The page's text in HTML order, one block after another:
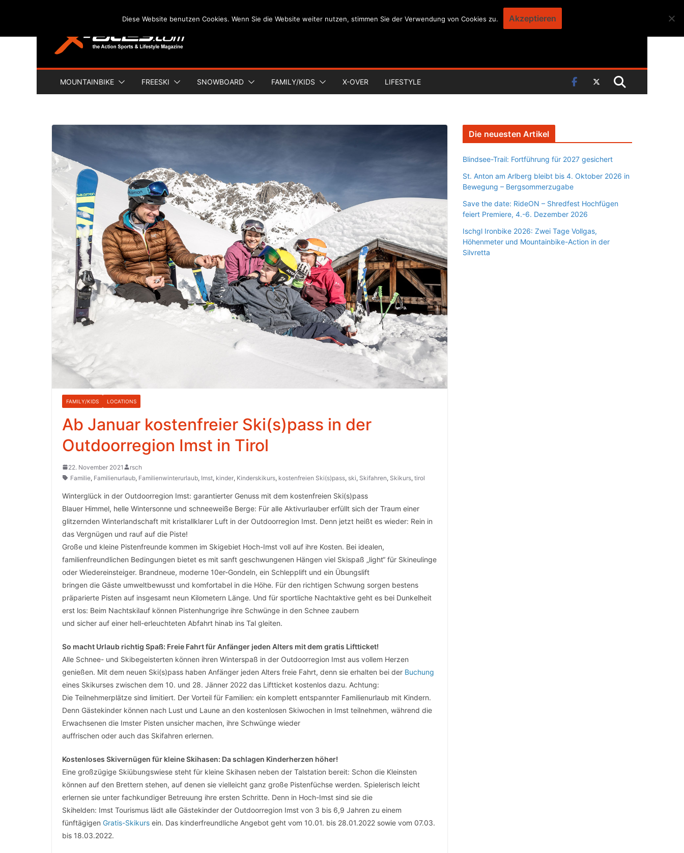
content
MOUNTAINBIKE FREESKI SNOWBOARD FAMILY/KIDS X-OVER LIFESTYLE
FAMILY/KIDS LOCATIONS
Ab Januar kostenfreier Ski(s)pass in der
Outdoorregion Imst in Tirol
22. November 2021
rsch
Familie, Familienurlaub, Familienwinterurlaub, Imst, kinder, Kinderskikurs, kostenfreien Ski(s)pass, ski, Skifahren, Skikurs, tirol
Winterglück in der Outdoorregion Imst: garantierter Genuss mit dem kostenfreien Ski(s)pass
Blauer Himmel, helle Wintersonne und schneeweiße Berge: Für alle Aktivurlauber erfüllt sich der Traum einer
glitzernden Winterlandschaft mit kristallklarer Luft in der Outdoorregion Imst. Denn jetzt heißt es wieder: Rein in
das Vergnügen und rauf auf die Piste!
Große und kleine Pistenfreunde kommen im Skigebiet Hoch-Imst voll auf ihre Kosten. Bei idealen,
familienfreundlichen Bedingungen bietet es mit sanft geschwungenen Hängen viel Skispaß „light“ für Skineulinge
oder Wiedereinsteiger. Brandneue, moderne 10er-Gondeln, ein Schlepplift und ein Übungslift
bringen die Gäste umweltbewusst und komfortabel in die Höhe. Für den richtigen Schwung sorgen bestens
präparierte Pisten auf insgesamt neun Kilometern Länge. Und für sportliche Nachtaktive geht es bei Dunkelheit
erst los: Beim Nachtskilauf können Pistenhungrige ihre Schwünge in den Schnee zaubern
und sicher auf einer hell-erleuchteten Abfahrt hinab ins Tal gleiten.
So macht Urlaub richtig Spaß: Freie Fahrt für Anfänger jeden Alters mit dem gratis Liftticket!
Alle Schnee- und Skibegeisterten können ihren Winterspaß in der Outdoorregion Imst aus vollem Herzen
genießen. Mit dem neuen Ski(s)pass haben Anfänger jeden Alters freie Fahrt, denn sie erhalten bei der Buchung
eines Skikurses zwischen dem 10. und 28. Jänner 2022 das Liftticket kostenlos dazu. Achtung:
Die Teilnehmerplätze sind limitiert. Der Vorteil für Familien: ein komplett entspannter Familienurlaub mit Kindern.
Denn Gästekinder können nach Lust und Laune an den kostenlosen Skiwochen in Imst teilnehmen, während die
Erwachsenen die Imster Pisten unsicher machen, ihre Schwünge wieder
auffrischen oder auch das Skifahren erlernen.
Kostenloses Skivernügen für kleine Skihasen: Da schlagen Kinderherzen höher!
Eine großzügige Skiübungswiese steht für kleine Skihasen neben der Talstation bereit: Schon die Kleinsten
können auf den Brettern stehen, auf denen sie vielleicht ganz große Pistenfüchse werden. Spielerisch leicht
erlernen sie unter fachkundiger Betreuung ihre ersten Schritte. Denn in Hoch-Imst sind sie die
Skihelden: Imst Tourismus lädt alle Gästekinder der Outdoorregion Imst von 3 bis 6,9 Jahren zu einem
fünftägigen Gratis-Skikurs ein. Das kinderfreundliche Angebot geht vom 10.01. bis 28.01.2022 sowie vom 07.03.
bis 18.03.2022.
Die neuesten Artikel
Blindsee-Trail: Fortführung für 2027 gesichert
St. Anton am Arlberg bleibt bis 4. Oktober 2026 in
Bewegung – Bergsommerzugabe
Save the date: RideON – Shredfest Hochfügen
feiert Premiere, 4.-6. Dezember 2026
Ischgl Ironbike 2026: Zwei Tage Vollgas,
Höhenmeter und Mountainbike-Action in der
Silvretta
Diese Website benutzen Cookies. Wenn Sie die Website weiter nutzen, stimmen Sie der Verwendung von Cookies zu. Akzeptieren